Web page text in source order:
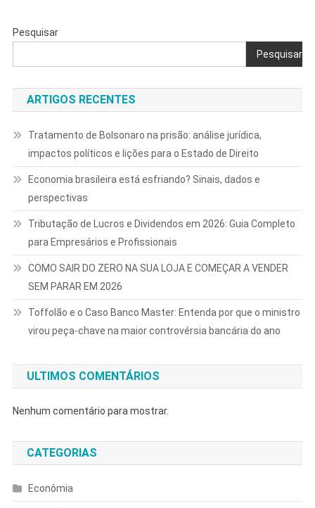
Pesquisar
Pesquisar
ARTIGOS RECENTES
Tratamento de Bolsonaro na prisão: análise jurídica,
impactos políticos e lições para o Estado de Direito
Economia brasileira está esfriando? Sinais, dados e
perspectivas
Tributação de Lucros e Dividendos em 2026: Guia Completo
para Empresários e Profissionais
COMO SAIR DO ZERO NA SUA LOJA E COMEÇAR A VENDER
SEM PARAR EM 2026
Toffolão e o Caso Banco Master: Entenda por que o ministro
virou peça-chave na maior controvérsia bancária do ano
ULTIMOS COMENTÁRIOS
Nenhum comentário para mostrar.
CATEGORIAS
Econômia